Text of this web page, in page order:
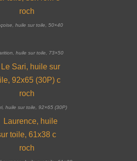
huile sur toile, 50×40
huile sur toile, 73×50
huile sur toile, 92×65 (30P)